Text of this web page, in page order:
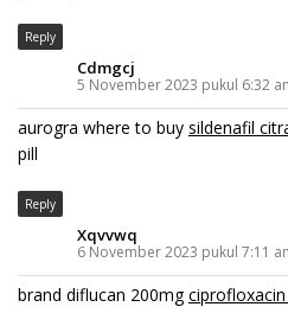
Reply
Cdmgcj
5 November 2023 pukul 6:32
aurogra where to buy sildenafil
pill
Reply
Xqvvwq
6 November 2023 pukul 7:11
brand diflucan 200mg